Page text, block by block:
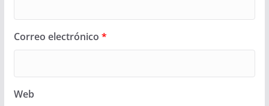
Correo electrónico *
Web